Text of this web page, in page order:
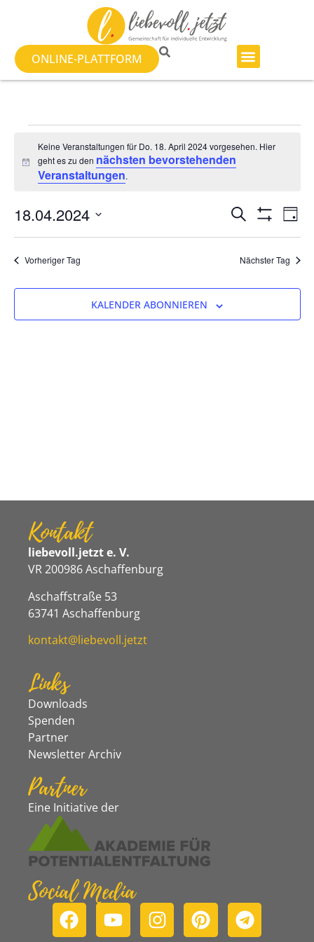
ONLINE-PLATTFORM
Hinweis
Keine Veranstaltungen für Do. 18. April 2024 vorgesehen. Hier
geht es zu den nächsten bevorstehenden
Veranstaltungen.
Suche
und
SUCHE TAG
18.04.2024
wählen.
Vorheriger Tag Nächster Tag
KALENDER ABONNIEREN
Kontakt
liebevoll.jetzt e. V.
VR 200986 Aschaffenburg
Aschaffstraße 53
63741 Aschaffenburg
kontakt@liebevoll.jetzt
Links
Downloads
Spenden
Partner
Newsletter Archiv
Partner
Eine Initiative der
Social Media